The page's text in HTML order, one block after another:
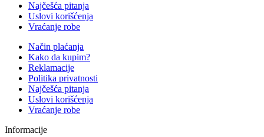
Najčešća pitanja
Uslovi korišćenja
Vraćanje robe
Način plaćanja
Kako da kupim?
Reklamacije
Politika privatnosti
Najčešća pitanja
Uslovi korišćenja
Vraćanje robe
Informacije